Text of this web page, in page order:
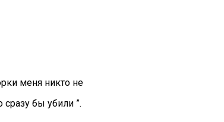
меня никто не
сразу бы убили ”.